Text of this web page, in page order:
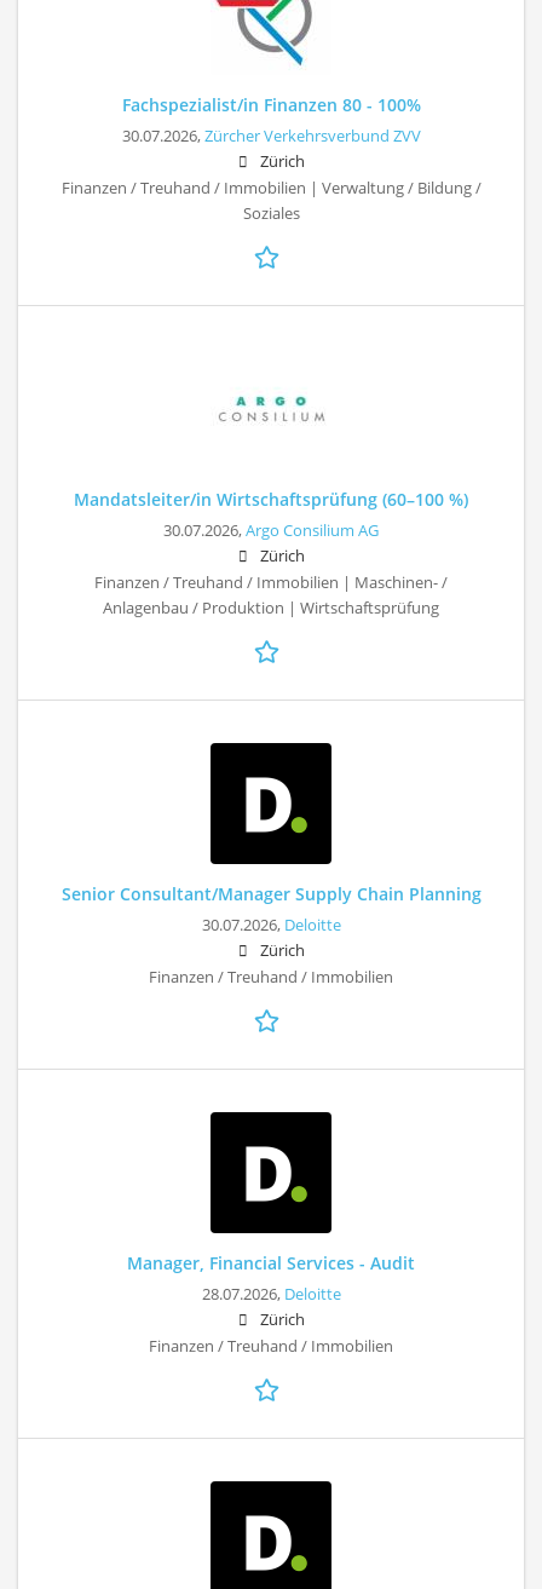
Fachspezialist/in Finanzen 80 - 100%
30.07.2026,Zürcher Verkehrsverbund ZVV
Zürich
Finanzen / Treuhand / Immobilien | Verwaltung / Bildung /
Soziales
Mandatsleiter/in Wirtschaftsprüfung (60–100 %)
30.07.2026,Argo Consilium AG
Zürich
Finanzen / Treuhand / Immobilien | Maschinen- /
Anlagenbau / Produktion | Wirtschaftsprüfung
Senior Consultant/Manager Supply Chain Planning
30.07.2026, Deloitte
Zürich
Finanzen / Treuhand / Immobilien
Manager, Financial Services - Audit
28.07.2026, Deloitte
Zürich
Finanzen / Treuhand / Immobilien